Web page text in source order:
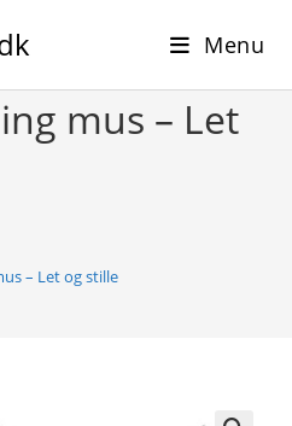
Menu
mus – Let
– Let og stille